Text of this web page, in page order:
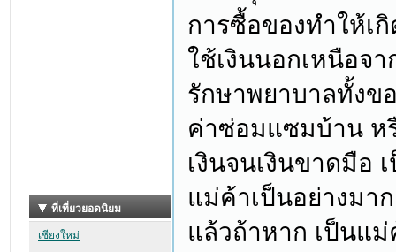
การซื้อของทำให้เ
ใช้เงินนอกเหนือจ
รักษาพยาบาลทั้งข
ค่าซ่อมแซมบ้าน ห
เงินจนเงินขาดมือ
แม่ค้าเป็นอย่างมาก
แล้วถ้าหาก เป็นแ